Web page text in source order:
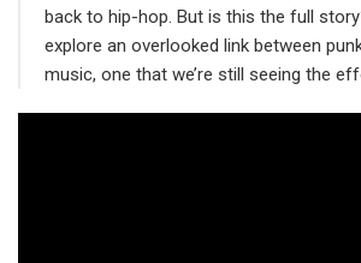
back to hip-hop. But is this the full
explore an overlooked link between
music, one that we’re still seeing the